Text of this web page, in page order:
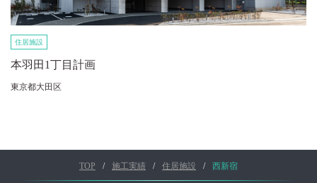
住居施設
本羽田1丁目計画
東京都大田区
TOP 施工実績 住居施設 西新宿